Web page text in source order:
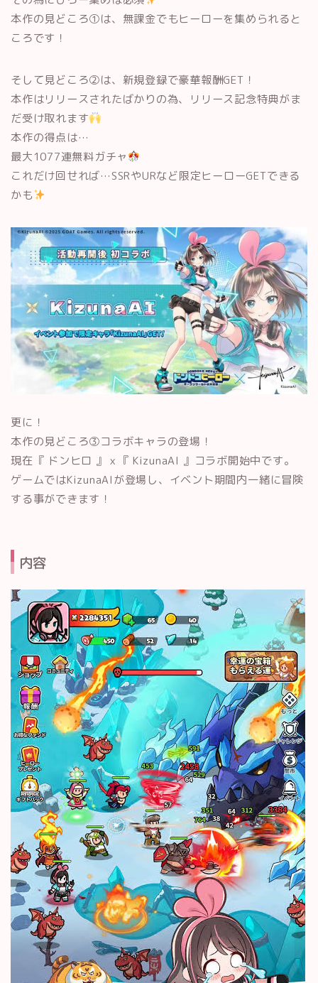
本作の見どころ①は、無課金でもヒーローを集められると
ころです！
そして見どころ②は、新規登録で豪華報酬GET！
本作はリリースされたばかりの為、リリース記念特典がま
だ受け取れます
本作の得点は…
最大1077連無料ガチャ
これだけ回せれば…SSRやURなど限定ヒーローGETできる
かも
更に！
本作の見どころ③コラボキャラの登場！
現在 『 ドンヒロ 』ｘ『 KizunaAI 』コラボ開始中です。
ゲームではKizunaAIが登場し、イベント期間内一緒に冒険
する事ができます！
内容